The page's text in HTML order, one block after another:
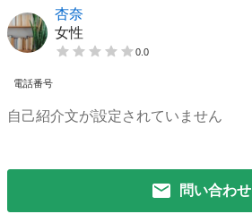
杏奈
女性
0.0
電話番号
自己紹介文が設定されていません
問い合わせ